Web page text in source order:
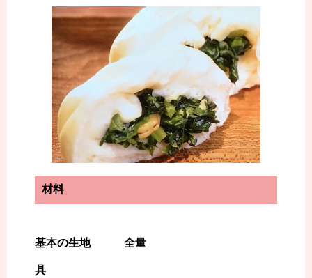
材料
基本の生地 全量
具